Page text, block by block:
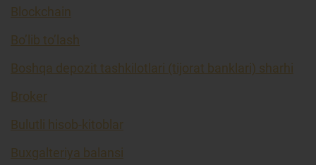
Blockchain
Bo’lib to’lash
Boshqa depozit tashkilotlari (tijorat banklari) sharhi
Broker
Bulutli hisob-kitoblar
Buxgalteriya balansi